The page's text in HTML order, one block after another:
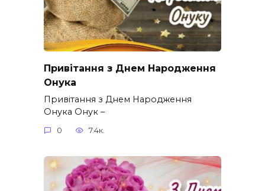
Привітання з Днем Народження
Онука
Привітання з Днем Народження
Онука Онук –
0 7.4к.